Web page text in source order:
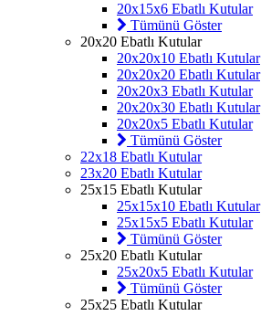
20x15x6 Ebatlı Kutular
Tümünü Göster
20x20 Ebatlı Kutular
20x20x10 Ebatlı Kutular
20x20x20 Ebatlı Kutular
20x20x3 Ebatlı Kutular
20x20x30 Ebatlı Kutular
20x20x5 Ebatlı Kutular
Tümünü Göster
22x18 Ebatlı Kutular
23x20 Ebatlı Kutular
25x15 Ebatlı Kutular
25x15x10 Ebatlı Kutular
25x15x5 Ebatlı Kutular
Tümünü Göster
25x20 Ebatlı Kutular
25x20x5 Ebatlı Kutular
Tümünü Göster
25x25 Ebatlı Kutular